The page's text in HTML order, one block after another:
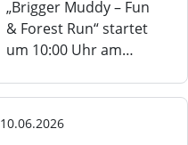
„Brigger Muddy – Fun
& Forest Run“ startet
um 10:00 Uhr am…
10.06.2026